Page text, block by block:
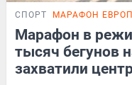
СПОРТ МАРАФОН
Марафон в
тысяч бегунов
захватили